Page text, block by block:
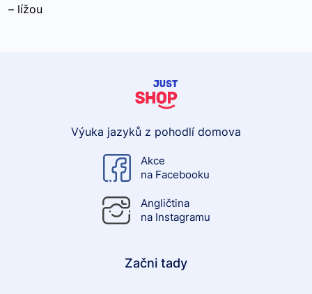
– lížou
Výuka jazyků z pohodlí domova
Akce
na Facebooku
Angličtina
na Instagramu
Začni tady